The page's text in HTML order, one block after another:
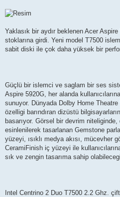
Yaklasık bir aydır beklenen Acer
stoklarına girdi. Yeni model T7500
sabit diski ile çok daha yüksek bir
Güçlü bir islemci ve saglam bir ses
Aspire 5920G, her alanda
sunuyor. Dünyada Dolby Home
özelligi barındıran dizüstü
basarıyor. Görsel bir devrim
esinlenilerek tasarlanan Gemstone
yüzeyi, ısıklı medya akısı, mücevher
CeramiFinish iç yüzeyi ile
sık ve zengin tasarıma sahip
Intel Centrino 2 Duo T7500 2.2 Ghz.